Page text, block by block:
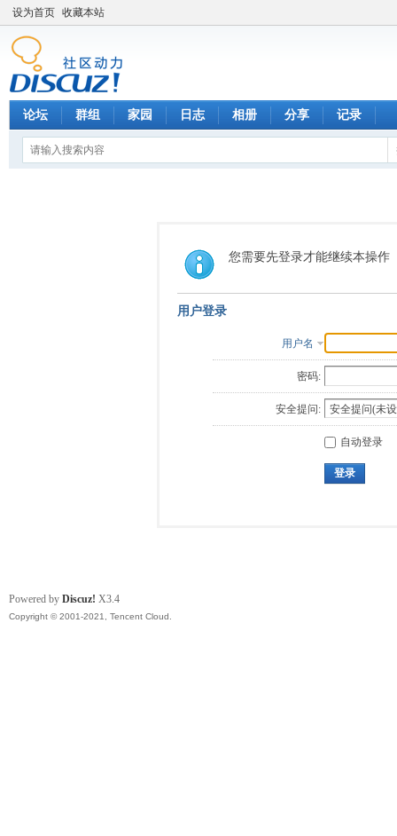
设为首页 收藏本站
论坛 群组 家园 日志 相册 分享 记录
您需要先登录才能继续本操作
用户登录
用户名
密码:
安全提问:
自动登录
登录
Powered by Discuz! X3.4
Copyright © 2001-2021, Tencent Cloud.